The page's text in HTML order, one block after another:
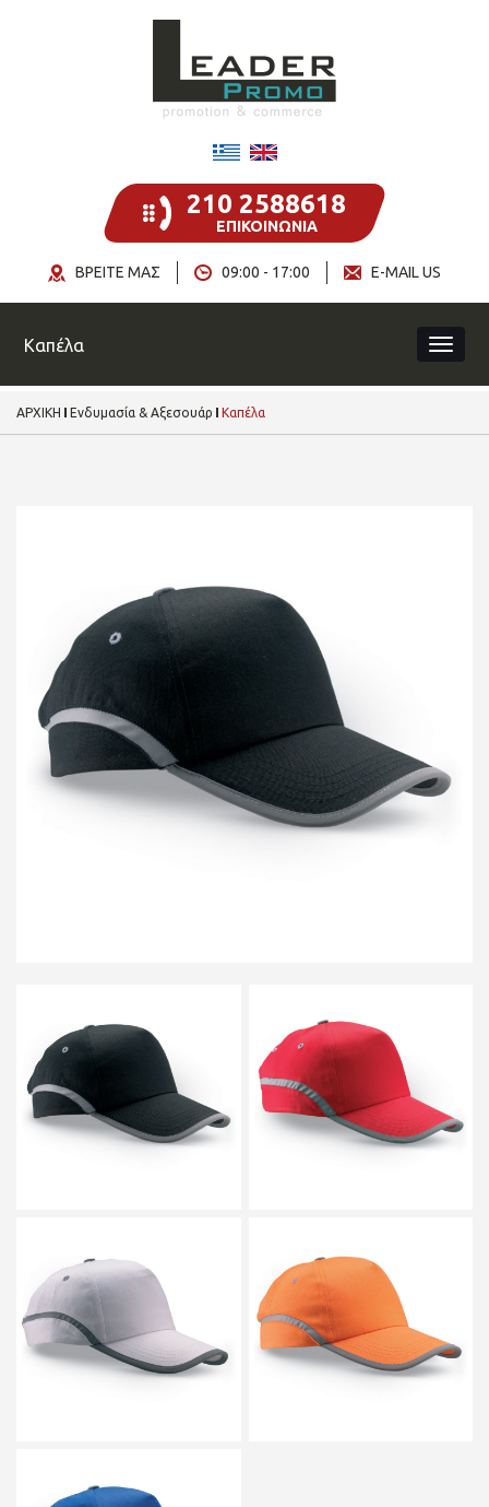
210 2588618
ΕΠΙΚΟΙΝΩΝΙΑ
E-MAIL US
09:00 - 17:00
ΒΡΕΙΤΕ ΜΑΣ
Καπέλα
ΑΡΧΙΚΗ Ενδυμασία & Αξεσουάρ Καπέλα